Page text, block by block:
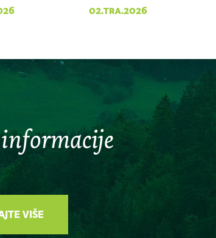
02.tra.2026
VIŠE